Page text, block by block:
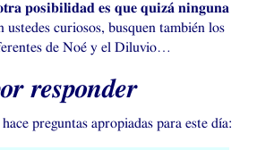
posibilidad es que quizá ninguna
ustedes curiosos, busquen también los
de Noé y el Diluvio…
responder
preguntas apropiadas para este día: